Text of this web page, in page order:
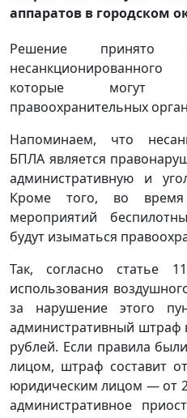
аппаратов в городском
Решение принято
которые могут
правоохранительных
Напоминаем, что
БПЛА является
административную и
Кроме того, во время
мероприятий
будут изыматься
Так, согласно статье
использования
за нарушение этого
административный штраф
рублей. Если правила
лицом, штраф составит
юридическим лицом — от
административное